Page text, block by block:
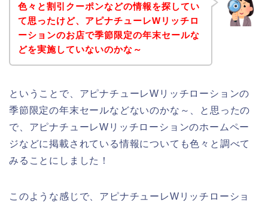
色々と割引クーポンなどの情報を探してい
て思ったけど、アピナチューレWリッチロ
ーションのお店で季節限定の年末セールな
どを実施していないのかな～
ということで、アピナチューレWリッチローションの
季節限定の年末セールなどないのかな～、と思ったの
で、アピナチューレWリッチローションのホームペー
ジなどに掲載されている情報についても色々と調べて
みることにしました！
このような感じで、アピナチューレWリッチローショ